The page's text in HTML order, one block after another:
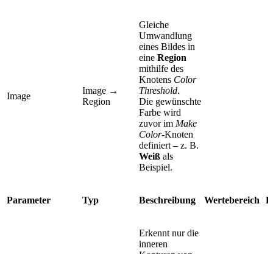
Image
Image →
Region
Gleiche
Umwandlung
eines Bildes in
eine Region
mithilfe des
Knotens Color
Threshold.
Die gewünschte
Farbe wird
zuvor im Make
Color-Knoten
definiert – z. B.
Weiß als
Beispiel.
Parameter Typ Beschreibung Wertebereich
Erkennt nur die
inneren